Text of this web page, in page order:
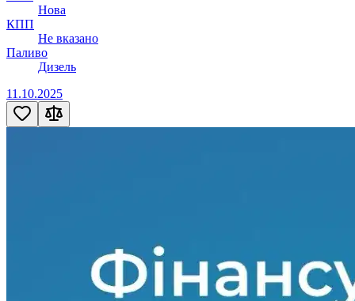
Нова
КПП
Не вказано
Паливо
Дизель
11.10.2025